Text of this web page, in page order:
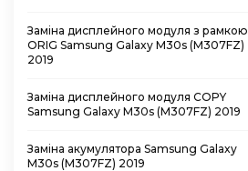
Заміна дисплейного модуля з рамкою
ORIG Samsung Galaxy M30s (M307FZ)
2019
Заміна дисплейного модуля COPY
Samsung Galaxy M30s (M307FZ) 2019
Заміна акумулятора Samsung Galaxy
M30s (M307FZ) 2019